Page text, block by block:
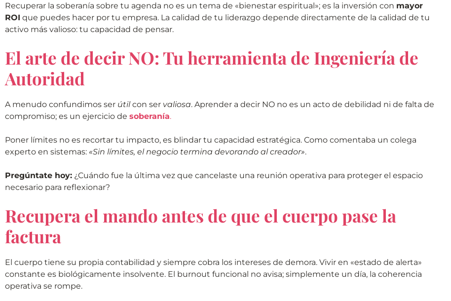
Recuperar la soberanía sobre tu agenda no es un tema de «bienestar espiritual»; es la inversión con mayor
ROI que puedes hacer por tu empresa. La calidad de tu liderazgo depende directamente de la calidad de tu
activo más valioso: tu capacidad de pensar.
El arte de decir NO: Tu herramienta de Ingeniería de
Autoridad
A menudo confundimos ser útilcon ser valiosa. Aprender a decir NO no es un acto de debilidad ni de falta de
compromiso; es un ejercicio de soberanía.
Poner límites no es recortar tu impacto, es blindar tu capacidad estratégica. Como comentaba un colega
experto en sistemas: «Sin límites, el negocio termina devorando al creador».
Pregúntate hoy: ¿Cuándo fue la última vez que cancelaste una reunión operativa para proteger el espacio
necesario para reflexionar?
Recupera el mando antes de que el cuerpo pase la
factura
El cuerpo tiene su propia contabilidad y siempre cobra los intereses de demora. Vivir en «estado de alerta»
constante es biológicamente insolvente. El burnout funcional no avisa; simplemente un día, la coherencia
operativa se rompe.